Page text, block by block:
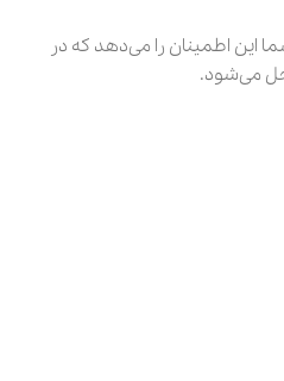
این اطمینان را می‌دهد که در
حل می‌شود.